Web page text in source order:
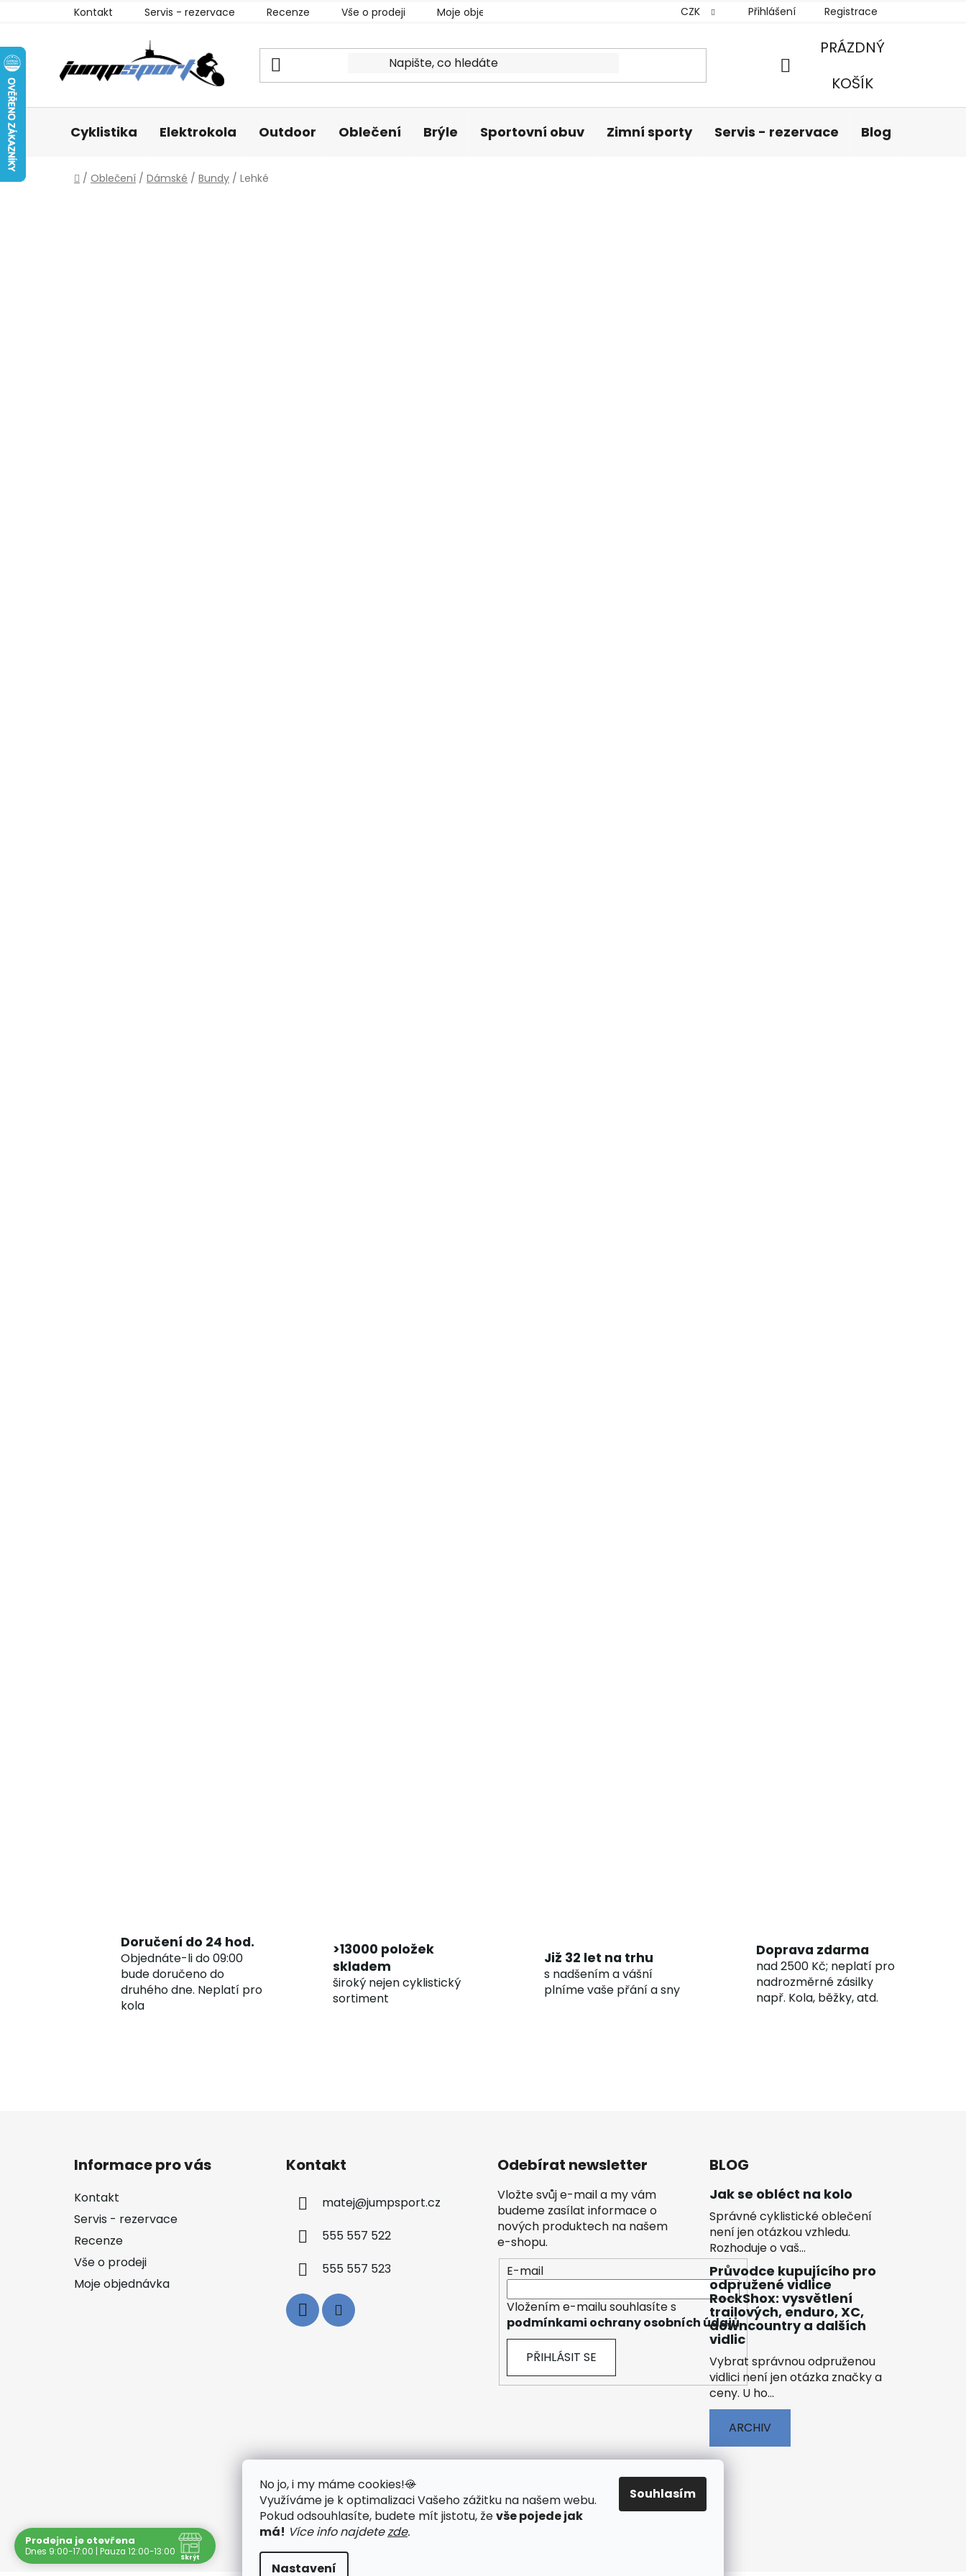
No jo, i my máme cookies!🍪
Využíváme je k optimalizaci Vašeho zážitku na našem webu.
Pokud odsouhlasíte, budete mít jistotu, ževše pojede jak
má! Více info najdetezde.
Nastavení
Souhlasím
Kontakt Servis - rezervace Recenze Vše o prodeji Moje objednávka CZK Přihlášení Registrace
NÁKUPNÍ
PRÁZDNÝ
KOŠÍK
Cyklistika Elektrokola Outdoor Oblečení Brýle Sportovní obuv Zimní sporty Servis - rezervace Blog
Domů
/ Oblečení / Dámské / Bundy / Lehké
Doručení do 24 hod.
Objednáte-li do 09:00
bude doručeno do
druhého dne. Neplatí pro
kola
>13000 položek
skladem
široký nejen cyklistický
sortiment
Již 32 let na trhu
s nadšením a vášní
plníme vaše přání a sny
Doprava zdarma
nad 2500 Kč; neplatí pro
nadrozměrné zásilky
např. Kola, běžky, atd.
Informace pro vás
Kontakt
Servis - rezervace
Recenze
Vše o prodeji
Moje objednávka
Kontakt
matej@jumpsport.cz
555 557 522
555 557 523
Odebírat newsletter
Vložte svůj e-mail a my vám
budeme zasílat informace o
nových produktech na našem
e-shopu.
E-mail
Vložením e-mailu souhlasíte s
podmínkami ochrany osobních údajů
PŘIHLÁSIT SE
BLOG
Jak se obléct na kolo
Správné cyklistické oblečení
není jen otázkou vzhledu.
Rozhoduje o vaš...
Průvodce kupujícího pro
odpružené vidlice
RockShox: vysvětlení
trailových, enduro, XC,
downcountry a dalších
vidlic
Vybrat správnou odpruženou
vidlici není jen otázka značky a
ceny. U ho...
ARCHIV
🟢 TECHNOLOGIE 🟢 O ELEKTROKOLECH 🟢 NÁVODY KE STAŽENÍ
Prodejna je otevřena
Dnes 9:00-17:00 | Pauza 12:00-13:00 Skrýt